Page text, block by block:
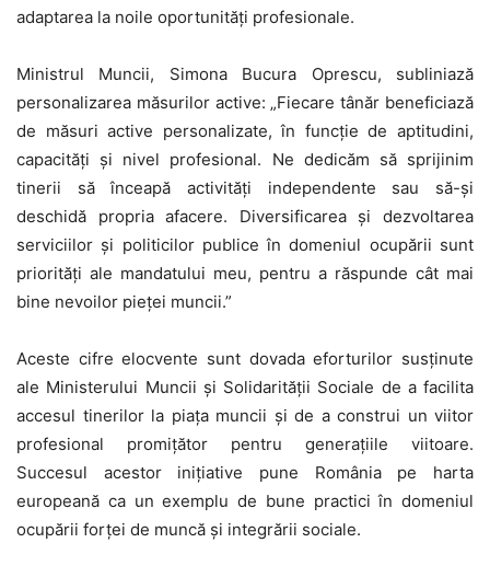
adaptarea la noile oportunități profesionale.
Ministrul Muncii, Simona Bucura Oprescu, subliniază
personalizarea măsurilor active: „Fiecare tânăr beneficiază
de măsuri active personalizate, în funcție de aptitudini,
capacități și nivel profesional. Ne dedicăm să sprijinim
tinerii să înceapă activități independente sau să-și
deschidă propria afacere. Diversificarea și dezvoltarea
serviciilor și politicilor publice în domeniul ocupării sunt
priorități ale mandatului meu, pentru a răspunde cât mai
bine nevoilor pieței muncii.”
Aceste cifre elocvente sunt dovada eforturilor susținute
ale Ministerului Muncii și Solidarității Sociale de a facilita
accesul tinerilor la piața muncii și de a construi un viitor
profesional promițător pentru generațiile viitoare.
Succesul acestor inițiative pune România pe harta
europeană ca un exemplu de bune practici în domeniul
ocupării forței de muncă și integrării sociale.